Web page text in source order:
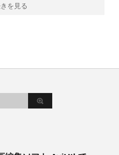
を見る